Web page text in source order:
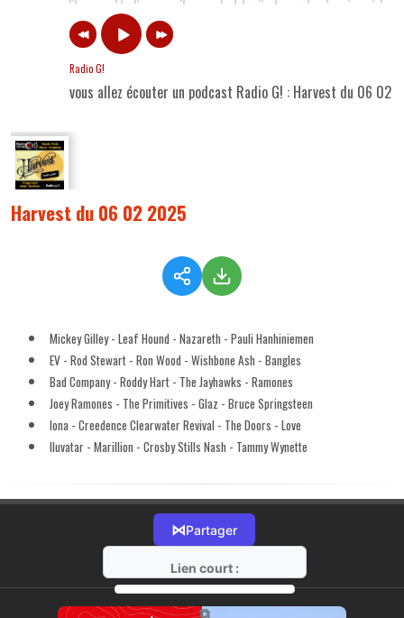
Radio G!
vous allez écouter un podcast Radio G! : Harvest du 06 02
Harvest du 06 02 2025
Mickey Gilley - Leaf Hound - Nazareth - Pauli Hanhiniemen
EV - Rod Stewart - Ron Wood - Wishbone Ash - Bangles
Bad Company - Roddy Hart - The Jayhawks - Ramones
Joey Ramones - The Primitives - Glaz - Bruce Springsteen
Iona - Creedence Clearwater Revival - The Doors - Love
Iluvatar - Marillion - Crosby Stills Nash - Tammy Wynette
⋈Partager
Lien court :
https://radio-g.fr?16802
⧉